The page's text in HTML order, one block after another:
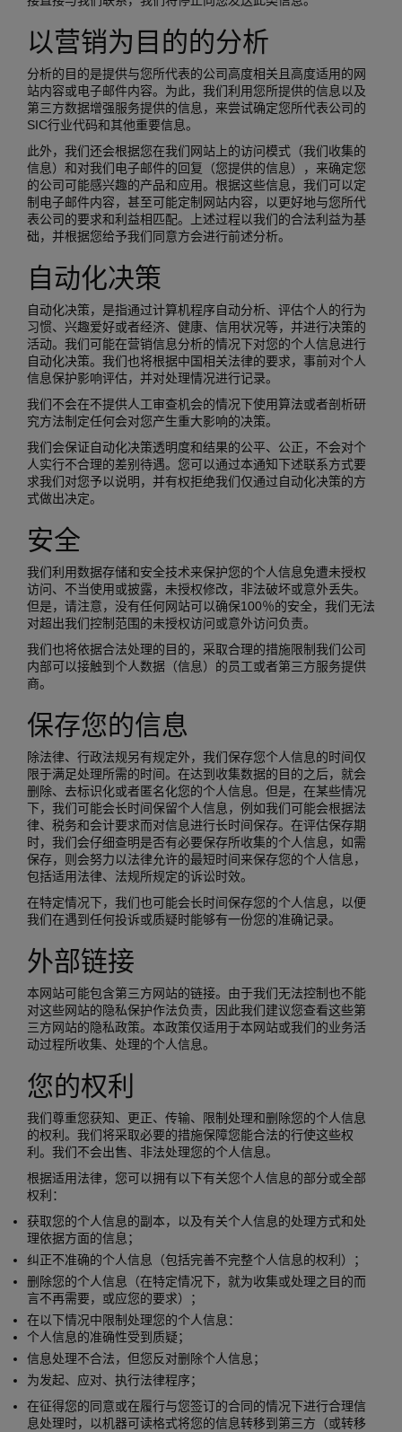
以营销为目的的分析
分析的目的是提供与您所代表的公司高度相关且高度适用的网
站内容或电子邮件内容。为此，我们利用您所提供的信息以及
第三方数据增强服务提供的信息，来尝试确定您所代表公司的
SIC行业代码和其他重要信息。
此外，我们还会根据您在我们网站上的访问模式（我们收集的
信息）和对我们电子邮件的回复（您提供的信息），来确定您
的公司可能感兴趣的产品和应用。根据这些信息，我们可以定
制电子邮件内容，甚至可能定制网站内容，以更好地与您所代
表公司的要求和利益相匹配。上述过程以我们的合法利益为基
础，并根据您给予我们同意方会进行前述分析。
自动化决策
自动化决策，是指通过计算机程序自动分析、评估个人的行为
习惯、兴趣爱好或者经济、健康、信用状况等，并进行决策的
活动。我们可能在营销信息分析的情况下对您的个人信息进行
自动化决策。我们也将根据中国相关法律的要求，事前对个人
信息保护影响评估，并对处理情况进行记录。
我们不会在不提供人工审查机会的情况下使用算法或者剖析研
究方法制定任何会对您产生重大影响的决策。
我们会保证自动化决策透明度和结果的公平、公正，不会对个
人实行不合理的差别待遇。您可以通过本通知下述联系方式要
求我们对您予以说明，并有权拒绝我们仅通过自动化决策的方
式做出决定。
安全
我们利用数据存储和安全技术来保护您的个人信息免遭未授权
访问、不当使用或披露，未授权修改，非法破坏或意外丢失。
但是，请注意，没有任何网站可以确保100％的安全，我们无法
对超出我们控制范围的未授权访问或意外访问负责。
我们也将依据合法处理的目的，采取合理的措施限制我们公司
内部可以接触到个人数据（信息）的员工或者第三方服务提供
商。
保存您的信息
除法律、行政法规另有规定外，我们保存您个人信息的时间仅
限于满足处理所需的时间。在达到收集数据的目的之后，就会
删除、去标识化或者匿名化您的个人信息。但是，在某些情况
下，我们可能会长时间保留个人信息，例如我们可能会根据法
律、税务和会计要求而对信息进行长时间保存。在评估保存期
时，我们会仔细查明是否有必要保存所收集的个人信息，如需
保存，则会努力以法律允许的最短时间来保存您的个人信息，
包括适用法律、法规所规定的诉讼时效。
在特定情况下，我们也可能会长时间保存您的个人信息，以便
我们在遇到任何投诉或质疑时能够有一份您的准确记录。
外部链接
本网站可能包含第三方网站的链接。由于我们无法控制也不能
对这些网站的隐私保护作法负责，因此我们建议您查看这些第
三方网站的隐私政策。本政策仅适用于本网站或我们的业务活
动过程所收集、处理的个人信息。
您的权利
我们尊重您获知、更正、传输、限制处理和删除您的个人信息
的权利。我们将采取必要的措施保障您能合法的行使这些权
利。我们不会出售、非法处理您的个人信息。
根据适用法律，您可以拥有以下有关您个人信息的部分或全部
权利：
获取您的个人信息的副本，以及有关个人信息的处理方式和处
理依据方面的信息；
纠正不准确的个人信息（包括完善不完整个人信息的权利）；
删除您的个人信息（在特定情况下，就为收集或处理之目的而
言不再需要，或应您的要求）；
在以下情况中限制处理您的个人信息：
个人信息的准确性受到质疑；
信息处理不合法，但您反对删除个人信息；
为发起、应对、执行法律程序；
在征得您的同意或在履行与您签订的合同的情况下进行合理信
息处理时，以机器可读格式将您的信息转移到第三方（或转移